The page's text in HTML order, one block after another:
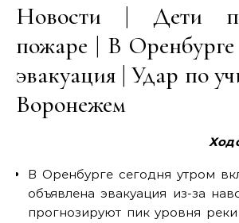
Новости | Дети
пожаре | В Оренбурге
эвакуация | Удар по
Воронежем
В Оренбурге сегодня утром
объявлена эвакуация из-за
прогнозируют пик уровня реки